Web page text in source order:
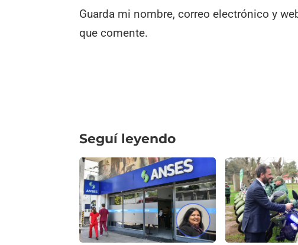
Guarda mi nombre, correo electrónico y
que comente.
Seguí leyendo